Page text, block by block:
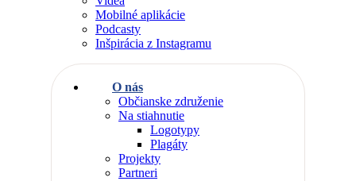
Mobilné aplikácie
Podcasty
Inšpirácia z Instagramu
O nás
Občianske združenie
Na stiahnutie
Logotypy
Plagáty
Projekty
Partneri